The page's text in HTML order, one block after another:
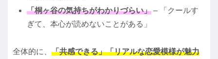
「桐ヶ谷の気持ちがわかりづらい」 – 「クールす
ぎて、本心が読めないことがある」
全体的に、 「共感できる」「リアルな恋愛模様が魅力